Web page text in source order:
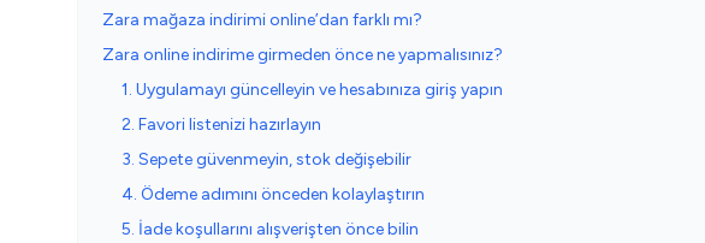
Zara mağaza indirimi online’dan farklı mı?
Zara online indirime girmeden önce ne yapmalısınız?
1. Uygulamayı güncelleyin ve hesabınıza giriş yapın
2. Favori listenizi hazırlayın
3. Sepete güvenmeyin, stok değişebilir
4. Ödeme adımını önceden kolaylaştırın
5. İade koşullarını alışverişten önce bilin